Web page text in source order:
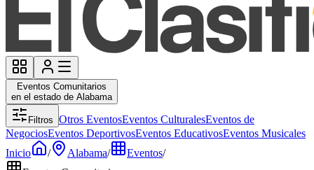
Eventos Comunitarios
en el estado de Alabama
Filtros Otros EventosEventos CulturalesEventos de
NegociosEventos DeportivosEventos EducativosEventos Musicales
Inicio
/ Alabama/ Eventos/